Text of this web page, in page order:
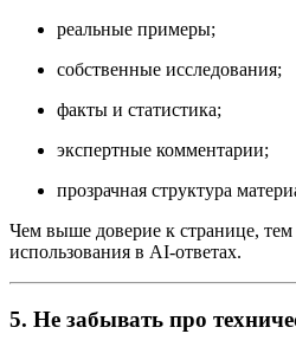
реальные примеры;
собственные исследования;
факты и статистика;
экспертные комментарии;
прозрачная структура
Чем выше доверие к странице, тем
использования в AI-ответах.
5. Не забывать про